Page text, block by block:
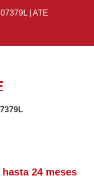
| ATE
24 meses